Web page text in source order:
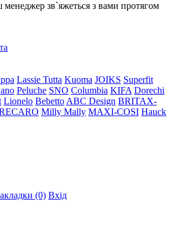
зв`яжеться з вами протягом
Lassie Tutta Kuoma JOIKS Superfit
Peluche SNO Columbia KIFA Dorechi
Lionelo Bebetto ABC Design BRITAX-
Milly Mally MAXI-COSI Hauck
(0) Вхід